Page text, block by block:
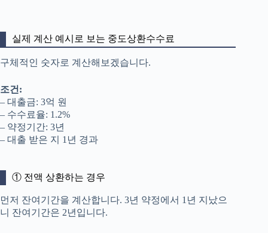
실제 계산 예시로 보는 중도상환수수료
구체적인 숫자로 계산해보겠습니다.
조건:
– 대출금: 3억 원
– 수수료율: 1.2%
– 약정기간: 3년
– 대출 받은 지 1년 경과
① 전액 상환하는 경우
먼저 잔여기간을 계산합니다. 3년 약정에서 1년 지났으
니 잔여기간은 2년입니다.